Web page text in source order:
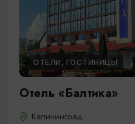
ОТЕЛИ, ГОСТИНИЦЫ
Отель «Балтика»
Калининград